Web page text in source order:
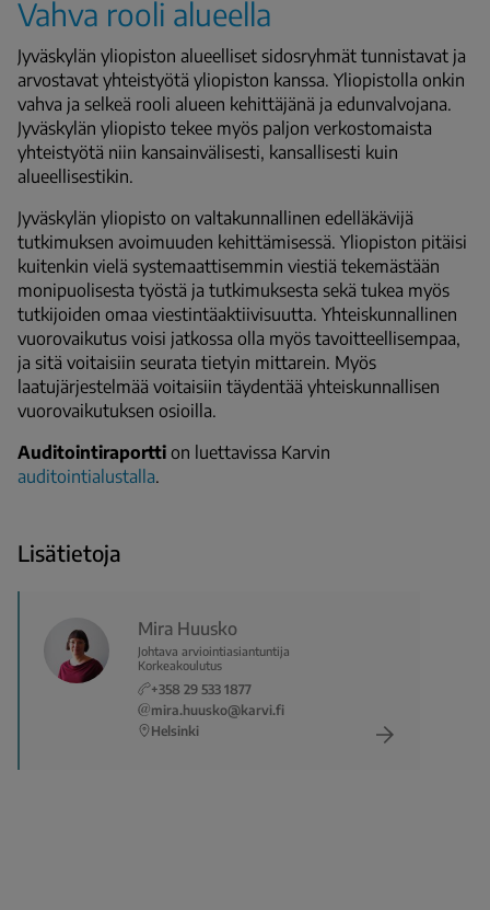
Vahva rooli alueella
Jyväskylän yliopiston alueelliset sidosryhmät tunnistavat ja
arvostavat yhteistyötä yliopiston kanssa. Yliopistolla onkin
vahva ja selkeä rooli alueen kehittäjänä ja edunvalvojana.
Jyväskylän yliopisto tekee myös paljon verkostomaista
yhteistyötä niin kansainvälisesti, kansallisesti kuin
alueellisestikin.
Jyväskylän yliopisto on valtakunnallinen edelläkävijä
tutkimuksen avoimuuden kehittämisessä. Yliopiston pitäisi
kuitenkin vielä systemaattisemmin viestiä tekemästään
monipuolisesta työstä ja tutkimuksesta sekä tukea myös
tutkijoiden omaa viestintäaktiivisuutta. Yhteiskunnallinen
vuorovaikutus voisi jatkossa olla myös tavoitteellisempaa,
ja sitä voitaisiin seurata tietyin mittarein. Myös
laatujärjestelmää voitaisiin täydentää yhteiskunnallisen
vuorovaikutuksen osioilla.
Auditointiraportti on luettavissa Karvin
auditointialustalla.
Lisätietoja
Mira Huusko
Johtava arviointiasiantuntija
Korkeakoulutus
+358 29 533 1877
mira.huusko@karvi.fi
Helsinki